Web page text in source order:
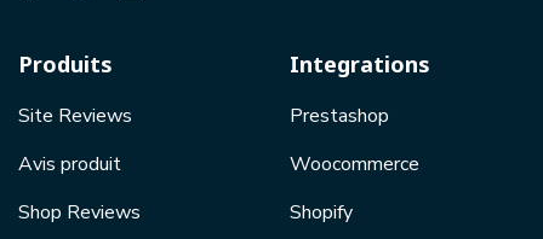
Produits
Site Reviews
Avis produit
Shop Reviews
Integrations
Prestashop
Woocommerce
Shopify